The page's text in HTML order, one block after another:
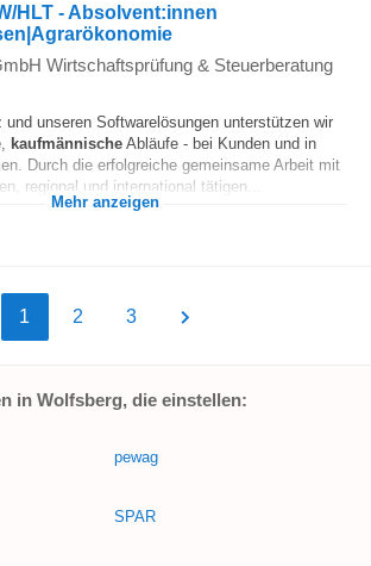
HLT - Absolvent:innen
Wirtschaftsprüfung & Steuerberatung
und unseren Softwarelösungen unterstützen wir
kaufmännische Abläufe - bei Kunden und in
Durch die erfolgreiche gemeinsame Arbeit mit
regional und international tätigen...
Mehr anzeigen
1 2 3
in Wolfsberg, die einstellen:
pewag
SPAR